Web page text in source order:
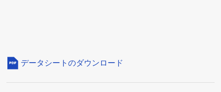
データシートのダウンロード